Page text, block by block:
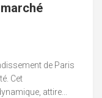
de Paris
Cet
attire...